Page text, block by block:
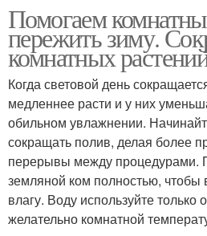
Помогаем
пережить зиму.
комнатных
Когда световой день
медленнее расти и у них
обильном увлажнении.
сокращать полив, делая более
перерывы между процедурами.
земляной ком полностью, чтобы
влагу. Воду используйте только
желательно комнатной